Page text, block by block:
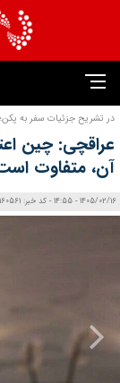
در تشریح جزئیات سفر به پکن؛
عراقچی: چین
آن، متفاوت
1405/02/16 - 14:55 - کد خبر: 160561